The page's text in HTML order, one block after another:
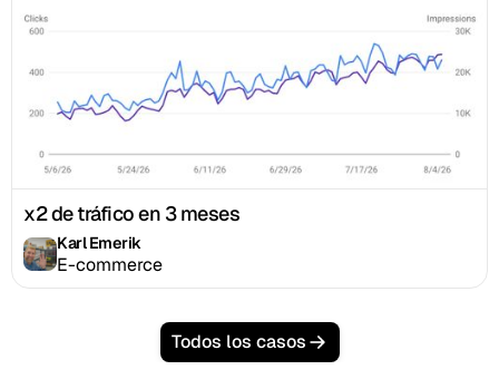
x2 de tráfico en 3 meses
Karl Emerik
E-commerce
Todos los casos